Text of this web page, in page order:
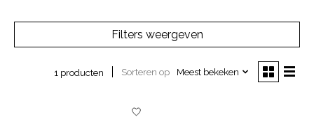
Filters weergeven
1 producten Sorteren op Meest bekeken